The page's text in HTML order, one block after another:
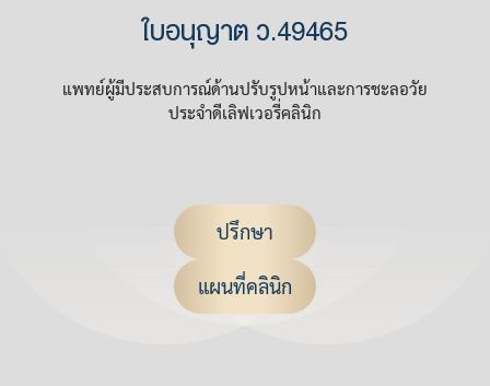
ใบอนุญาต ว.49465
แพทย์ผู้มีประสบการณ์ด้านปรับรูปหน้าและการชะลอวัย
ประจำดีเลิฟเวอรี่คลินิก
ปรึกษา
แผนที่คลินิก